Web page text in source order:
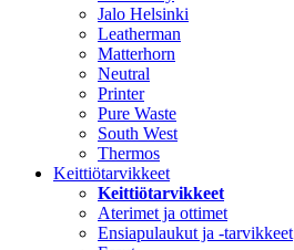
Jalo Helsinki
Leatherman
Matterhorn
Neutral
Printer
Pure Waste
South West
Thermos
Keittiötarvikkeet
Keittiötarvikkeet
Aterimet ja ottimet
Ensiapulaukut ja -tarvikkeet